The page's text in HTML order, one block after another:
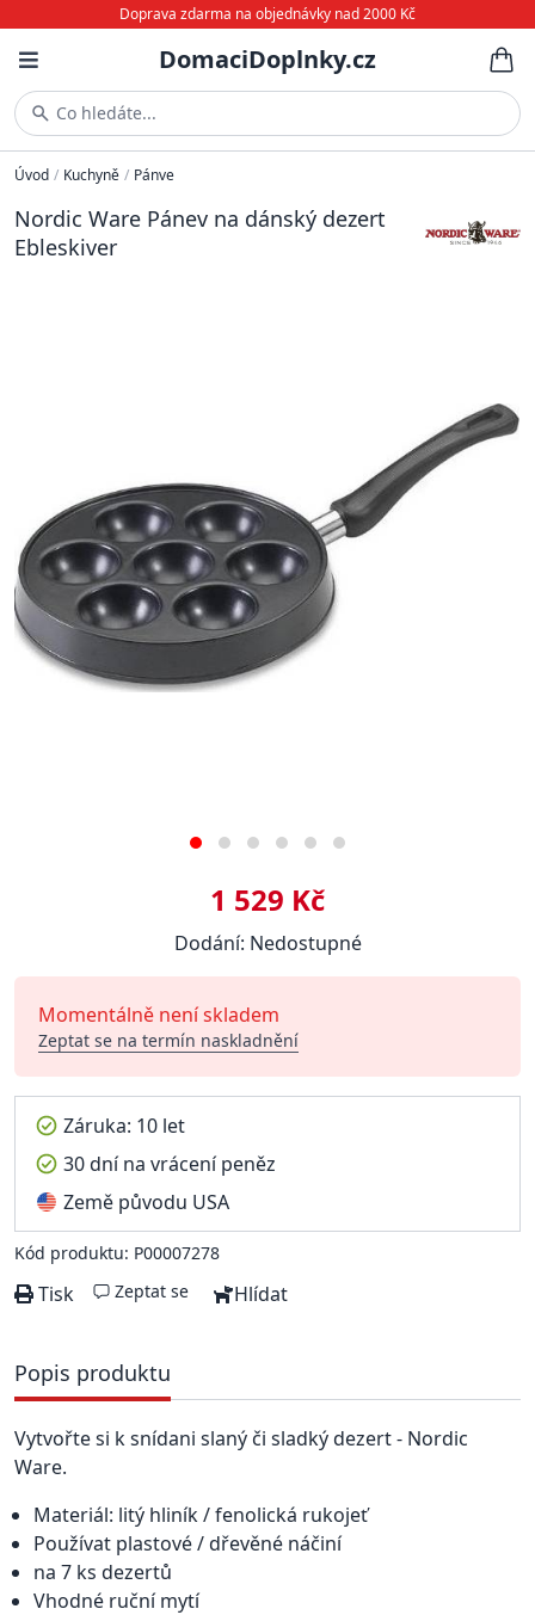
Doprava zdarma na objednávky nad 2000 Kč
DomaciDoplnky.cz
Co hledáte...
Úvod / Kuchyně / Pánve
Nordic Ware Pánev na dánský dezert
Ebleskiver
1 529 Kč
Dodání: Nedostupné
Momentálně není skladem
Zeptat se na termín naskladnění
Záruka: 10 let
30 dní na vrácení peněz
Země původu USA
Kód produktu: P00007278
Tisk Zeptat se Hlídat
Popis produktu
Vytvořte si k snídani slaný či sladký dezert - Nordic
Ware.
Materiál: litý hliník / fenolická rukojeť
Používat plastové / dřevěné náčiní
na 7 ks dezertů
Vhodné ruční mytí